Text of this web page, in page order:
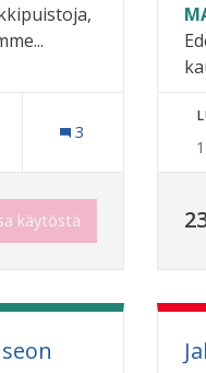
ESTEETTÖMIÄ
3
käytöstä